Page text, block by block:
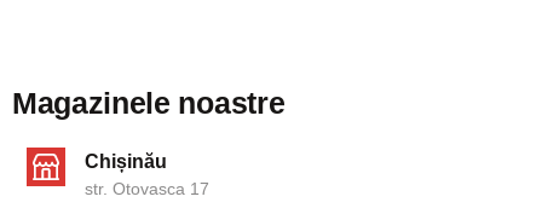
Magazinele noastre
Chișinău
str. Otovasca 17